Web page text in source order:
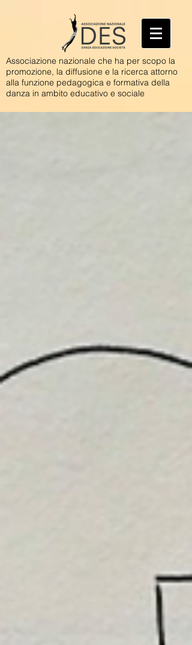
Associazione nazionale che ha per scopo la
promozione, la diffusione e la ricerca attorno
alla funzione pedagogica e formativa della
danza in ambito educativo e sociale